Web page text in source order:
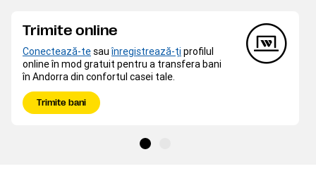
Trimite online
Conectează-tesauînregistrează-ţi profilul
online în mod gratuit pentru a transfera bani
în Andorra din confortul casei tale.
Trimite bani